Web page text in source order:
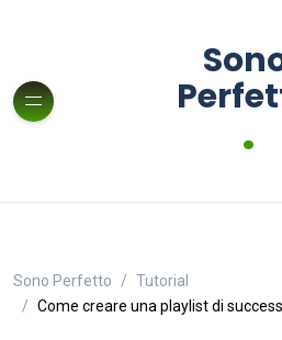
.
Sono Perfetto
Tutorial
Come creare una playlist di